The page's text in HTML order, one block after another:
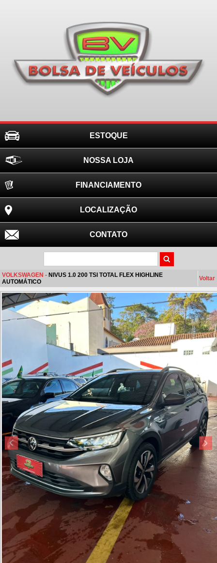
ESTOQUE
NOSSA LOJA
FINANCIAMENTO
LOCALIZAÇÃO
CONTATO
VOLKSWAGEN - NIVUS 1.0 200 TSI TOTAL FLEX HIGHLINE
AUTOMÁTICO
Voltar